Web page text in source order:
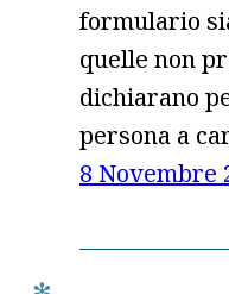
formulario
quelle non
dichiarano
persona a
8 Novembre